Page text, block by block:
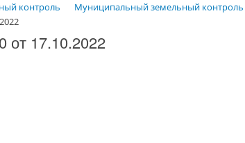
контроль Муниципальный земельный контроль
17.10.2022